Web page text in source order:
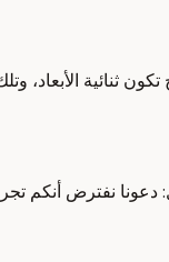
الأبعاد،
نفترض أنكم